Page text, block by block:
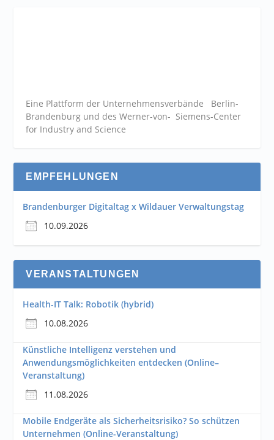
Eine Plattform der Unternehmensverbände Berlin-
Brandenburg und des Werner-von- Siemens-Center
for Industry and Science
EMPFEHLUNGEN
Brandenburger Digitaltag x Wildauer Verwaltungstag
10.09.2026
VERANSTALTUNGEN
Health-IT Talk: Robotik (hybrid)
10.08.2026
Künstliche Intelligenz verstehen und
Anwendungsmöglichkeiten entdecken (Online–
Veranstaltung)
11.08.2026
Mobile Endgeräte als Sicherheitsrisiko? So schützen
Unternehmen (Online-Veranstaltung)